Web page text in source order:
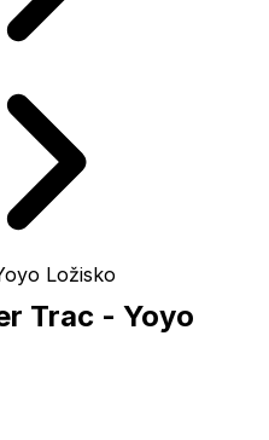
Ložisko
Trac - Yoyo